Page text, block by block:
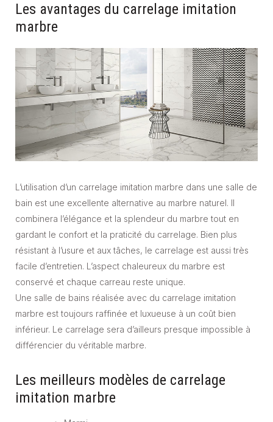
Les avantages du carrelage imitation
marbre
L’utilisation d’un carrelage imitation marbre dans une salle de
bain est une excellente alternative au marbre naturel. Il
combinera l’élégance et la splendeur du marbre tout en
gardant le confort et la praticité du carrelage. Bien plus
résistant à l’usure et aux tâches, le carrelage est aussi très
facile d’entretien. L’aspect chaleureux du marbre est
conservé et chaque carreau reste unique.
Une salle de bains réalisée avec du carrelage imitation
marbre est toujours raffinée et luxueuse à un coût bien
inférieur. Le carrelage sera d’ailleurs presque impossible à
différencier du véritable marbre.
Les meilleurs modèles de carrelage
imitation marbre